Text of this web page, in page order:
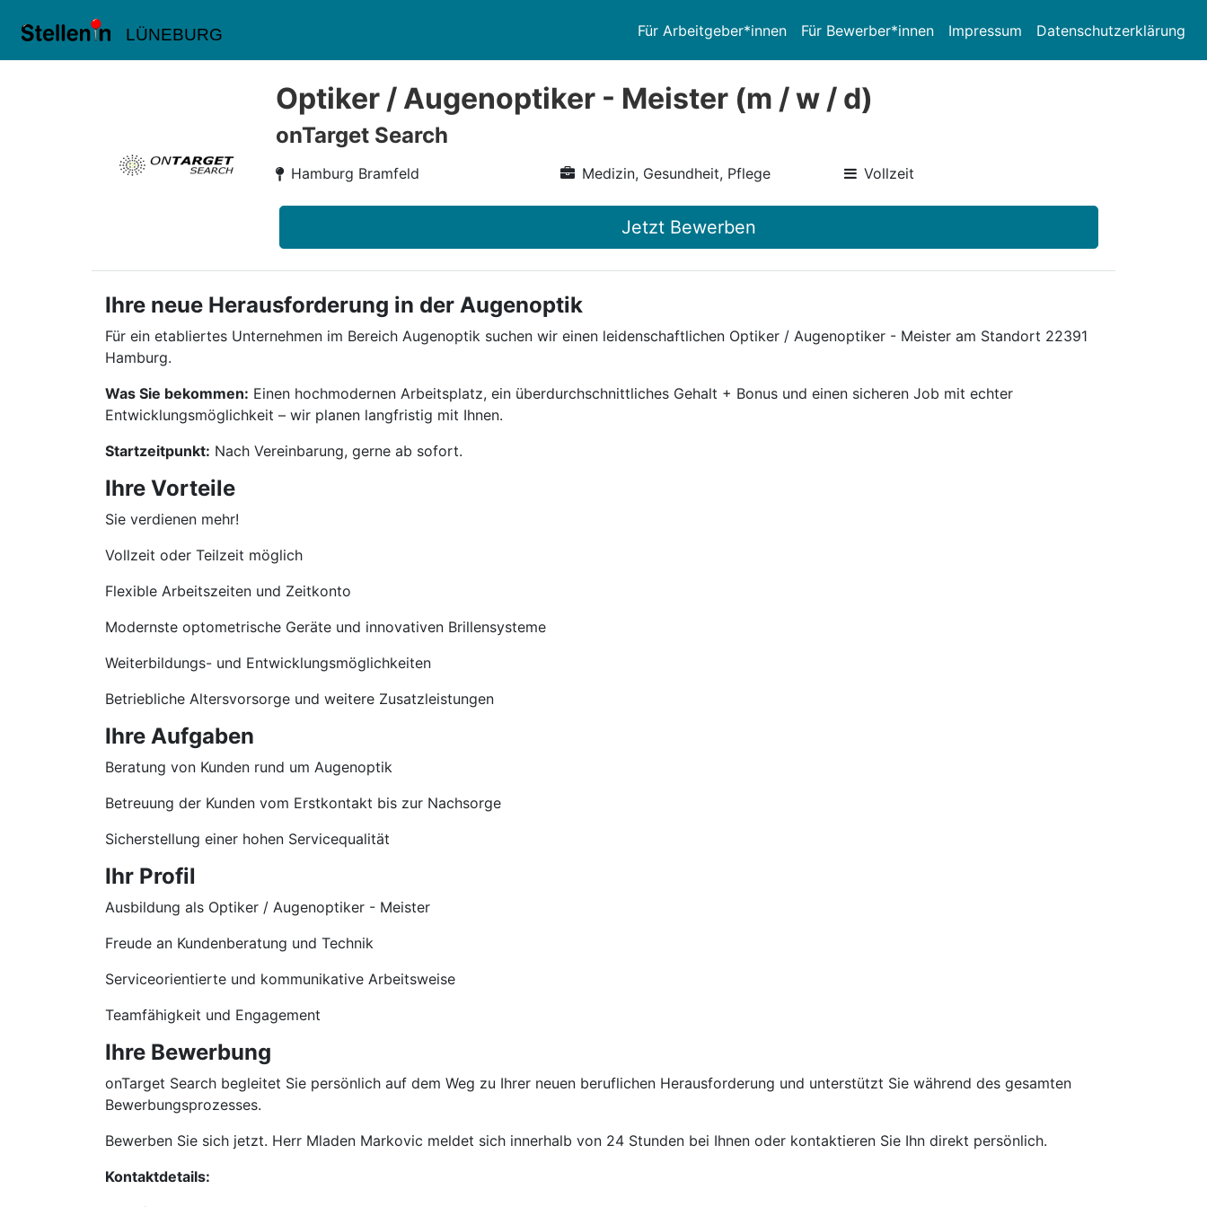
LÜNEBURG Für Arbeitgeber*innen Für Bewerber*innen Impressum Datenschutzerklärung
Optiker / Augenoptiker - Meister (m / w / d)
onTarget Search
Hamburg Bramfeld Medizin, Gesundheit, Pflege Vollzeit
Jetzt Bewerben
Ihre neue Herausforderung in der Augenoptik
Für ein etabliertes Unternehmen im Bereich Augenoptik suchen wir einen leidenschaftlichen Optiker / Augenoptiker - Meister am Standort 22391
Hamburg.
Was Sie bekommen: Einen hochmodernen Arbeitsplatz, ein überdurchschnittliches Gehalt + Bonus und einen sicheren Job mit echter
Entwicklungsmöglichkeit – wir planen langfristig mit Ihnen.
Startzeitpunkt: Nach Vereinbarung, gerne ab sofort.
Ihre Vorteile
Sie verdienen mehr!
Vollzeit oder Teilzeit möglich
Flexible Arbeitszeiten und Zeitkonto
Modernste optometrische Geräte und innovativen Brillensysteme
Weiterbildungs- und Entwicklungsmöglichkeiten
Betriebliche Altersvorsorge und weitere Zusatzleistungen
Ihre Aufgaben
Beratung von Kunden rund um Augenoptik
Betreuung der Kunden vom Erstkontakt bis zur Nachsorge
Sicherstellung einer hohen Servicequalität
Ihr Profil
Ausbildung als Optiker / Augenoptiker - Meister
Freude an Kundenberatung und Technik
Serviceorientierte und kommunikative Arbeitsweise
Teamfähigkeit und Engagement
Ihre Bewerbung
onTarget Search begleitet Sie persönlich auf dem Weg zu Ihrer neuen beruflichen Herausforderung und unterstützt Sie während des gesamten
Bewerbungsprozesses.
Bewerben Sie sich jetzt. Herr Mladen Markovic meldet sich innerhalb von 24 Stunden bei Ihnen oder kontaktieren Sie Ihn direkt persönlich.
Kontaktdetails: